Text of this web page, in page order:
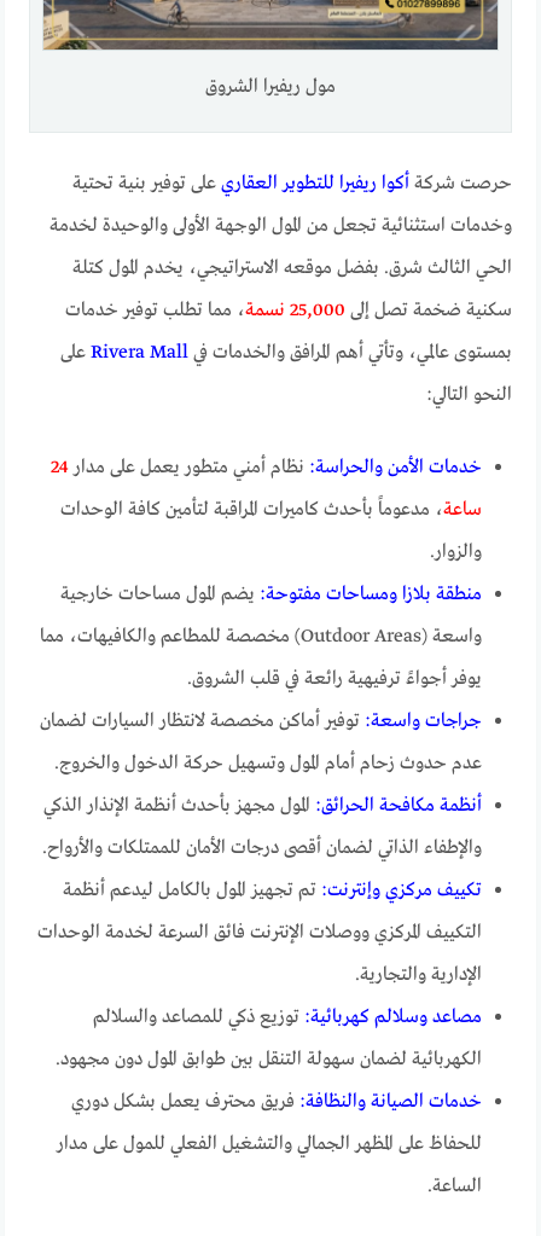
مول ريفيرا الشروق
حرصت شركة أكوا ريفيرا للتطوير العقاري على توفير بنية تحتية
وخدمات استثنائية تجعل من المول الوجهة الأولى والوحيدة لخدمة
الحي الثالث شرق. بفضل موقعه الاستراتيجي، يخدم المول كتلة
سكنية ضخمة تصل إلى 25,000 نسمة
، مما تطلب توفير خدمات
بمستوى عالمي، وتأتي أهم المرافق والخدمات فيRivera Mall على
النحو التالي:
خدمات الأمن والحراسة: نظام أمني متطور يعمل على مدار24
ساعة، مدعوماً بأحدث كاميرات المراقبة لتأمين كافة الوحدات
والزوار.
منطقة بلازا ومساحات مفتوحة: يضم المول مساحات خارجية
واسعة (Outdoor Areas) مخصصة للمطاعم والكافيهات، مما
يوفر أجواءً ترفيهية رائعة في قلب الشروق.
جراجات واسعة: توفير أماكن مخصصة لانتظار السيارات لضمان
عدم حدوث زحام أمام المول وتسهيل حركة الدخول والخروج.
أنظمة مكافحة الحرائق: المول مجهز بأحدث أنظمة الإنذار الذكي
والإطفاء الذاتي لضمان أقصى درجات الأمان للممتلكات والأرواح.
تكييف مركزي وإنترنت: تم تجهيز المول بالكامل ليدعم أنظمة
التكييف المركزي ووصلات الإنترنت فائق السرعة لخدمة الوحدات
الإدارية والتجارية.
مصاعد وسلالم كهربائية: توزيع ذكي للمصاعد والسلالم
الكهربائية لضمان سهولة التنقل بين طوابق المول دون مجهود.
خدمات الصيانة والنظافة: فريق محترف يعمل بشكل دوري
للحفاظ على المظهر الجمالي والتشغيل الفعلي للمول على مدار
الساعة.